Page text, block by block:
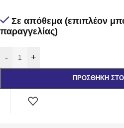
Σε απόθεμα (επιπλέον
παραγγελίας)
- +
ΠΡΟΣΘΉΚΗ